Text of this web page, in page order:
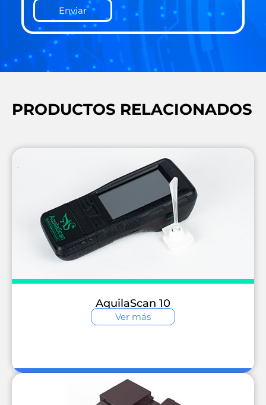
Enviar
PRODUCTOS RELACIONADOS
AquilaScan 10
Ver más